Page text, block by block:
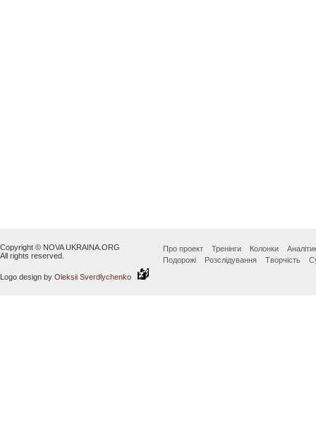
Copyright © NOVA UKRAINA.ORG
All rights reserved.
Logo design by Oleksii Sverdlychenko
Про проект Тренінги Колонки
Подорожі
Розслідування Творчість